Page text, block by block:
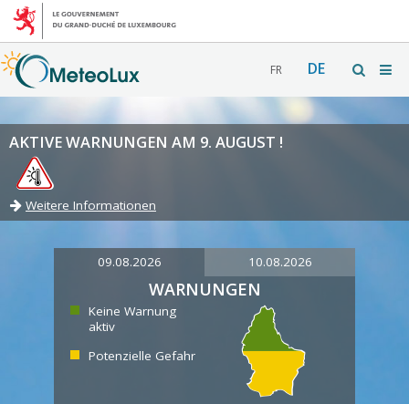
FR DE
AKTIVE WARNUNGEN AM 9. AUGUST !
Weitere Informationen
09.08.2026 10.08.2026
WARNUNGEN
Keine Warnung
aktiv
Potenzielle Gefahr